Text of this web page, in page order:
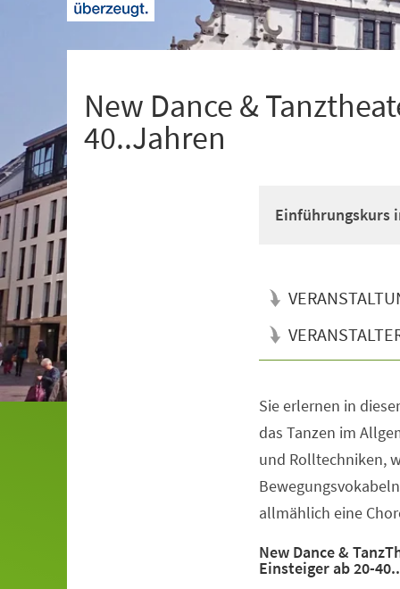
New Dance &
40..Jahren
Einführungskurs
Sie erlernen in
das Tanzen im
und Rolltechniken,
allmählich eine
New Dance &
Einsteiger ab 20-